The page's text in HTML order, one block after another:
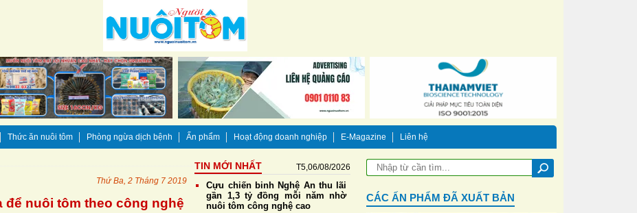
Thức ăn nuôi tôm Phòng ngừa dịch bệnh Ấn phẩm Hoạt động doanh nghiệp E-Magazine Liên hệ
Thứ Ba, 2 Tháng 7 2019
để nuôi tôm theo công nghệ
TIN MỚI NHẤT T5,06/08/2026
Cựu chiến binh Nghệ An thu lãi
gần 1,3 tỷ đồng mỗi năm nhờ
nuôi tôm công nghệ cao
CÁC ẤN PHẨM ĐÃ XUẤT BẢN